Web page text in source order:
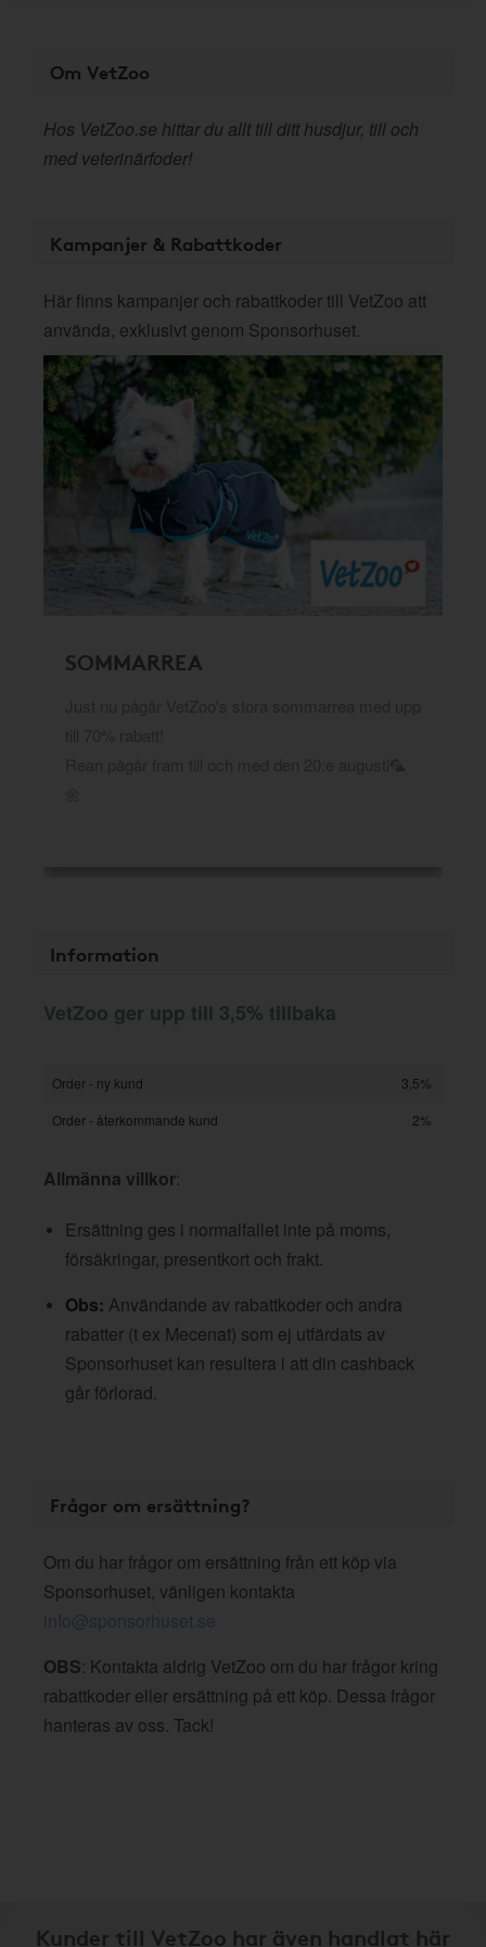
Om VetZoo
Hos VetZoo.se hittar du allt till ditt husdjur, till och
med veterinärfoder!
Kampanjer & Rabattkoder
Här finns kampanjer och rabattkoder till VetZoo att
använda, exklusivt genom Sponsorhuset.
SOMMARREA
Information
VetZoo ger upp till 3,5% tillbaka
Order - ny kund
3,5%
Order - återkommande kund
2%
Allmänna villkor:
Ersättning ges i normalfallet inte på moms,
försäkringar, presentkort och frakt.
Obs: Användande av rabattkoder och andra
rabatter (t ex Mecenat) som ej utfärdats av
Sponsorhuset kan resultera i att din cashback
går förlorad.
Frågor om ersättning?
Om du har frågor om ersättning från ett köp via
Sponsorhuset, vänligen kontakta
info@sponsorhuset.se
OBS: Kontakta aldrig VetZoo om du har frågor kring
rabattkoder eller ersättning på ett köp. Dessa frågor
hanteras av oss. Tack!
Kunder till VetZoo har även handlat här